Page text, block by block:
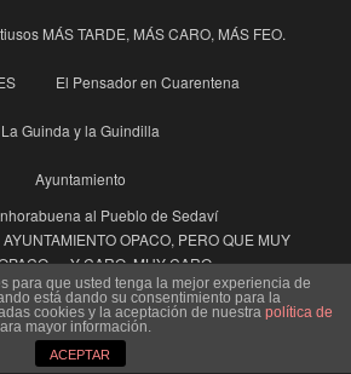
MÁS TARDE, MÁS CARO, MÁS FEO.
El Pensador en Cuarentena
La Guinda y la Guindilla
Ayuntamiento
al Pueblo de Sedaví
OPACO, PERO QUE MUY
Y CARO, MUY CARO
Vecinos
Contacta con nosotros
vale, lo que vale su palabra”.
para que usted tenga la mejor experiencia de
está dando su consentimiento para la
cookies y la aceptación de nuestra política de
mayor información.
ACEPTAR